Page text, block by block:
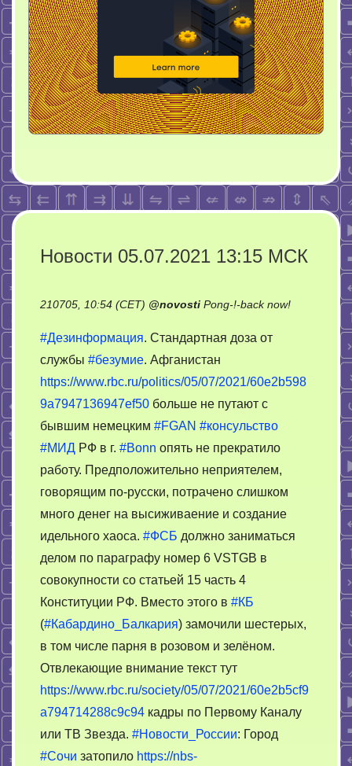
Новости 05.07.2021 13:15 МСК
210705, 10:54 (CET) @novosti Pong-!-back now!on
МСК
#Дезинформация. Стандартная доза от
службы #безумие. Афганистан
https://www.rbc.ru/politics/05/07/2021/60e2b598
9a7947136947ef50 больше не путают с
бывшим немецким #FGAN #консульство
#МИД РФ в г. #Bonn опять не прекратило
работу. Предположительно неприятелем,
говорящим по-русски, потрачено слишком
много денег на высиживаение и создание
идельного хаоса. #ФСБ должно заниматься
делом по параграфу номер 6 VSTGB в
совокупности со статьей 15 часть 4
Конституции РФ. Вместо этого в #КБ
(#Кабардино_Балкария) замочили шестерых,
в том числе парня в розовом и зелёном.
Отвлекающие внимание текст тут
https://www.rbc.ru/society/05/07/2021/60e2b5cf9
a794714288c9c94 кадры по Первому Каналу
или ТВ Звезда. #Новости_России: Город
#Сочи затопило https://nbs-